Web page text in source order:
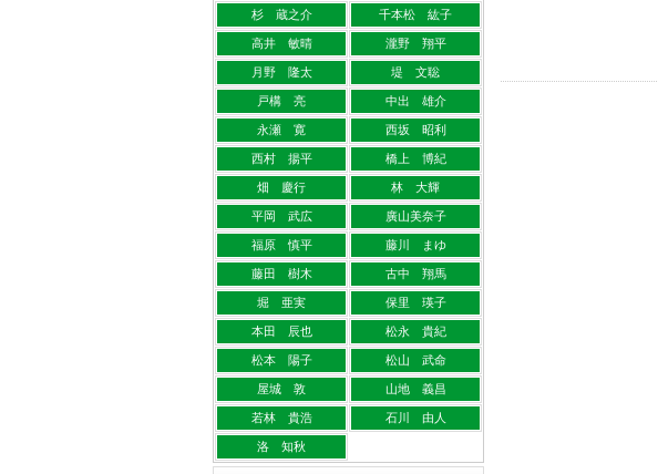
杉 蔵之介 千本松 紘子
高井 敏晴 瀧野 翔平
月野 隆太 堤 文聡
戸構 亮 中出 雄介
永瀬 寛 西坂 昭利
西村 揚平 橋上 博紀
畑 慶行 林 大輝
平岡 武広 廣山美奈子
福原 慎平 藤川 まゆ
藤田 樹木 古中 翔馬
堀 亜実 保里 瑛子
本田 辰也 松永 貴紀
松本 陽子 松山 武命
屋城 敦 山地 義昌
若林 貴浩 石川 由人
洛 知秋